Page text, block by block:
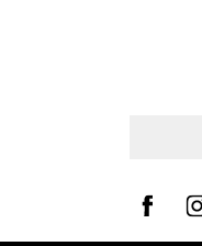
Visit us